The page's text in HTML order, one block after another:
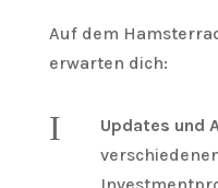
Auf dem
erwarten dich:
I Updates und